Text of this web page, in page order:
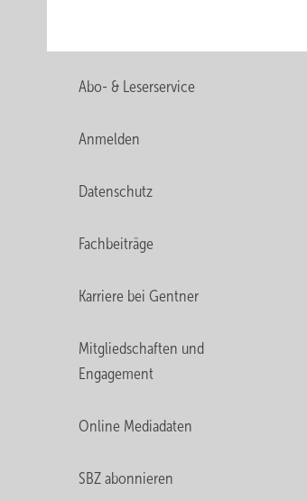
Abo- & Leserservice
Anmelden
Datenschutz
Fachbeiträge
Karriere bei Gentner
Mitgliedschaften und
Engagement
Online Mediadaten
SBZ abonnieren